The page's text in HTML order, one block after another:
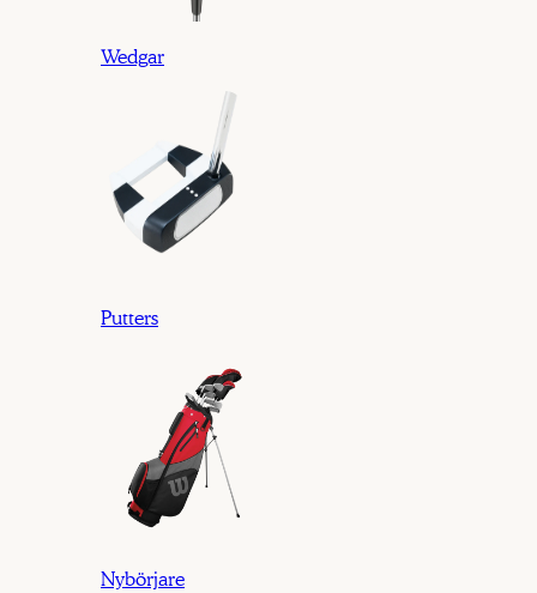
Wedgar
Putters
Nybörjare